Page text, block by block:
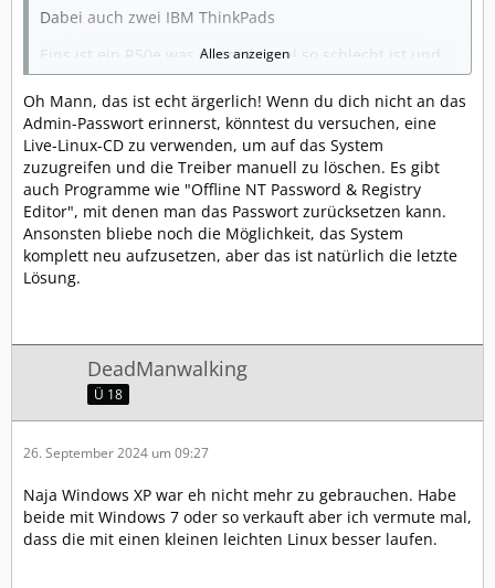
Dabei auch zwei IBM ThinkPads
Eins ist ein R50e was gar nicht mal so schlecht ist und
ich habe da erstmal eine uralte Windows XP Pro CD
drauf installiert.
Nach der Installation lief es aber es fehlten eine Menge
Treiber.
Also die Treiber runtergeladen.
Leider hab ich wohl den falschen Treiber für die Grafik
installiert.
Jetzt kommt nach dem XP Boot Logo nur ein schwarzer
https://xn--auslndischeonlinecasinos-tbc.com
Abgesicherter Modus:
HAT LEIDER EIN ADMIN PASSWORT an das ich mich
nicht mehr erinnere.
Was kann ich denn jetzt noch machen, um dieses
falschen Treiber zu entfernen?
Alles anzeigen
Oh Mann, das ist echt ärgerlich! Wenn du dich nicht an das
Admin-Passwort erinnerst, könntest du versuchen, eine
Live-Linux-CD zu verwenden, um auf das System
zuzugreifen und die Treiber manuell zu löschen. Es gibt
auch Programme wie "Offline NT Password & Registry
Editor", mit denen man das Passwort zurücksetzen kann.
Ansonsten bliebe noch die Möglichkeit, das System
komplett neu aufzusetzen, aber das ist natürlich die letzte
Lösung.
DeadManwalking
Ü 18
26. September 2024 um 09:27
Naja Windows XP war eh nicht mehr zu gebrauchen. Habe
beide mit Windows 7 oder so verkauft aber ich vermute mal,
dass die mit einen kleinen leichten Linux besser laufen.